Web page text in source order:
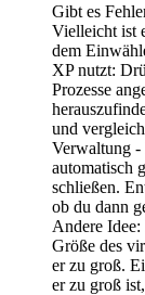
Gibt es
Vielleicht ist
dem
XP nutzt:
Prozesse
und
Verwaltung -
automatisch
schließen.
ob du dann
Andere
Größe des
er zu groß.
er zu groß